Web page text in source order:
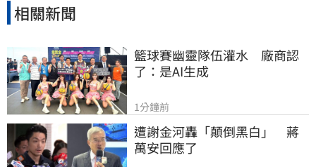
相關新聞
籃球賽幽靈隊伍灌水　廠商認
了：是AI生成
1分鐘前
遭謝金河轟「顛倒黑白」　蔣
萬安回應了